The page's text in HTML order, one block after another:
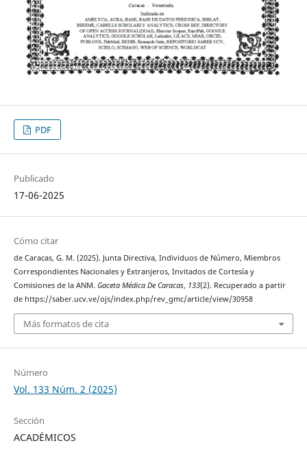
PDF
Publicado
17-06-2025
Cómo citar
de Caracas, G. M. (2025). Junta Directiva, Individuos de Número, Miembros
Correspondientes Nacionales y Extranjeros, Invitados de Cortesía y
Comisiones de la ANM. Gaceta Médica De Caracas, 133(2). Recuperado a partir
de https://saber.ucv.ve/ojs/index.php/rev_gmc/article/view/30958
Más formatos de cita
Número
Vol. 133 Núm. 2 (2025)
Sección
ACADÉMICOS